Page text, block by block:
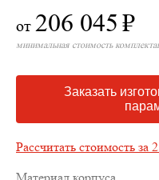
от 206 045₽
минимальная стоимость
Заказать
Рассчитать стоимость за